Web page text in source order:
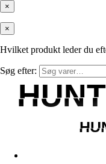
×
×
Hvilket produkt leder du
Søg efter: